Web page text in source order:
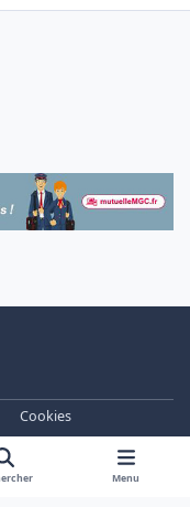
Cookies
depuis 2003
Menu